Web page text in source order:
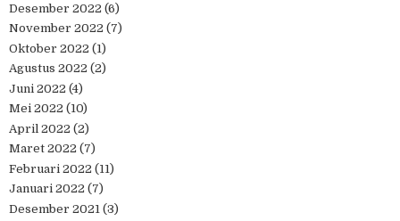
Desember 2022 (6)
November 2022 (7)
Oktober 2022 (1)
Agustus 2022 (2)
Juni 2022 (4)
Mei 2022 (10)
April 2022 (2)
Maret 2022 (7)
Februari 2022 (11)
Januari 2022 (7)
Desember 2021 (3)